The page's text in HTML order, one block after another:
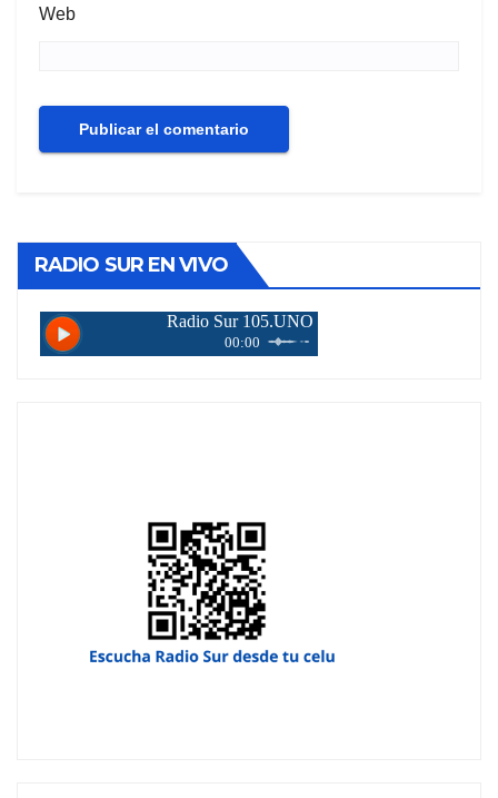
Web
RADIO SUR EN VIVO